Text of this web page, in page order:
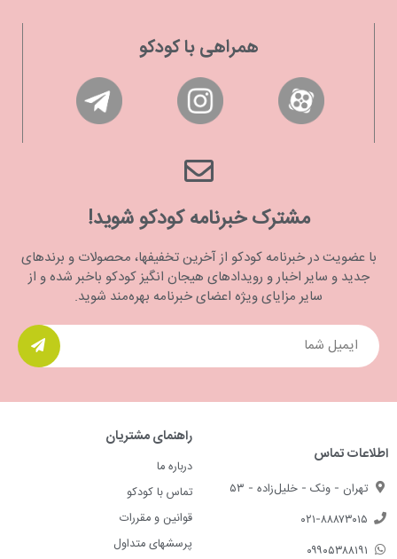
همراهی با کودکو
مشترک خبرنامه کودکو شوید!
با عضویت در خبرنامه کودکو از آخرین تخفیفها، محصولات و برندهای
جدید و سایر اخبار و رویدادهای هیجان انگیز کودکو باخبر شده و از
سایر مزایای ویژه اعضای خبرنامه بهره‌مند شوید.
اطلاعات تماس
تهران - ونک - خلیل‌زاده - ۵۳
۰۲۱-۸۸۸۷۳۰۱۵
۰۹۹۰۵۳۸۸۱۹۱
راهنمای مشتریان
درباره ما
تماس با کودکو
قوانین و مقررات
پرسشهای متداول